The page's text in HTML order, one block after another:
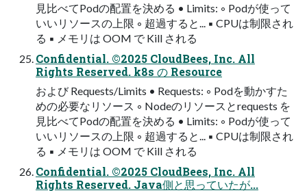
見比べてPodの配置を決める • Limits: ◦ Podが使って
いいリソースの上限 ◦ 超過すると... ▪ CPUは制限され
る ▪ メモリは OOM で Kill される
Confidential. ©2025 CloudBees, Inc. All
Rights Reserved. k8s の Resource
および Requests/Limits • Requests: ◦ Podを動かすた
めの必要なリソース ◦ Nodeのリソースとrequests を
見比べてPodの配置を決める • Limits: ◦ Podが使って
いいリソースの上限 ◦ 超過すると... ▪ CPUは制限され
る ▪ メモリは OOM で Kill される
Confidential. ©2025 CloudBees, Inc. All
Rights Reserved. Java側と思っていたが...